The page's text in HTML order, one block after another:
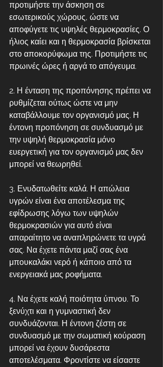
προτιμήστε την άσκηση σε
εσωτερικούς χώρους, ώστε να
αποφύγετε τις υψηλές θερμοκρασίες. Ο
ήλιος καίει και η θερμοκρασία βρίσκεται
στο αποκορύφωμα της. Προτιμήστε τις
πρωινές ώρες ή αργά το απόγευμα.
2. Η ένταση της προπόνησης πρέπει να
ρυθμίζεται ούτως ώστε να μην
καταβάλλουμε τον οργανισμό μας. Η
έντονη προπόνηση σε συνδυασμό με
την υψηλή θερμοκρασία μόνο
ευεργετική για τον οργανισμό μας δεν
μπορεί να θεωρηθεί.
3. Ενυδατωθείτε καλά. Η απώλεια
υγρών είναι ένα αποτέλεσμα της
εφίδρωσης λόγω των υψηλών
θερμοκρασιών για αυτό είναι
απαραίτητο να αναπληρώνετε τα υγρά
σας. Να έχετε πάντα μαζί σας ένα
μπουκαλάκι νερό ή κάποιο από τα
ενεργειακά μας ροφήματα.
4. Να έχετε καλή ποιότητα ύπνου. Το
ξενύχτι και η γυμναστική δεν
συνδυάζονται. Η έντονη ζέστη σε
συνδυασμό με την σωματική κούραση
μπορεί να έχουν δυσάρεστα
αποτελέσματα. Φροντίστε να είσαστε